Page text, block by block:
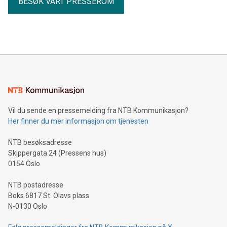
deler ut en hederspris under Visuelt for å vise fremragende
interaksjonsdesign, og prisen ble vunnet av Knowit
Vil du sende en pressemelding fra NTB Kommunikasjon?
Her finner du mer informasjon om tjenesten
NTB besøksadresse
Skippergata 24 (Pressens hus)
0154 Oslo
NTB postadresse
Boks 6817 St. Olavs plass
N-0130 Oslo